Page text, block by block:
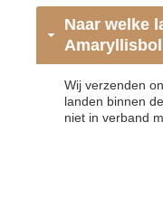
Naar welke
Wij verzenden
landen binnen
niet in verband